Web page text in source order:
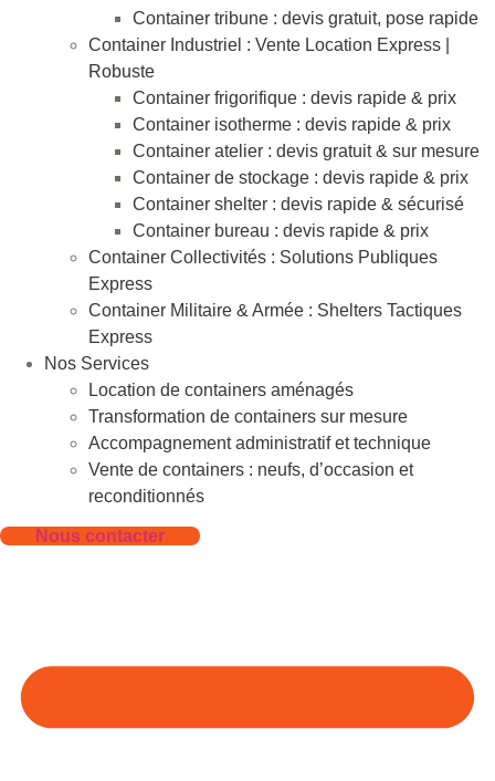
Container tribune : devis gratuit, pose rapide
Container Industriel : Vente Location Express |
Robuste
Container frigorifique : devis rapide & prix
Container isotherme : devis rapide & prix
Container atelier : devis gratuit & sur mesure
Container de stockage : devis rapide & prix
Container shelter : devis rapide & sécurisé
Container bureau : devis rapide & prix
Container Collectivités : Solutions Publiques
Express
Container Militaire & Armée : Shelters Tactiques
Express
Nos Services
Location de containers aménagés
Transformation de containers sur mesure
Accompagnement administratif et technique
Vente de containers : neufs, d’occasion et
reconditionnés
Nous contacter